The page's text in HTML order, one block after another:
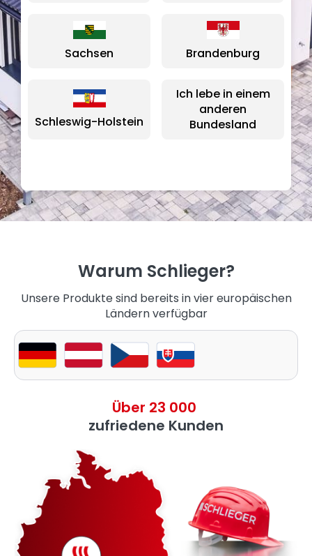
Sachsen Brandenburg
Schleswig-Holstein
Ich lebe in einem
anderen
Bundesland
Warum Schlieger?
Unsere Produkte sind bereits in vier europäischen
Ländern verfügbar
Über 23 000
zufriedene Kunden